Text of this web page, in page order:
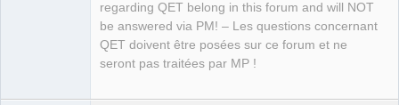
regarding QET belong in this forum and will NOT
be answered via PM! – Les questions concernant
QET doivent être posées sur ce forum et ne
seront pas traitées par MP !